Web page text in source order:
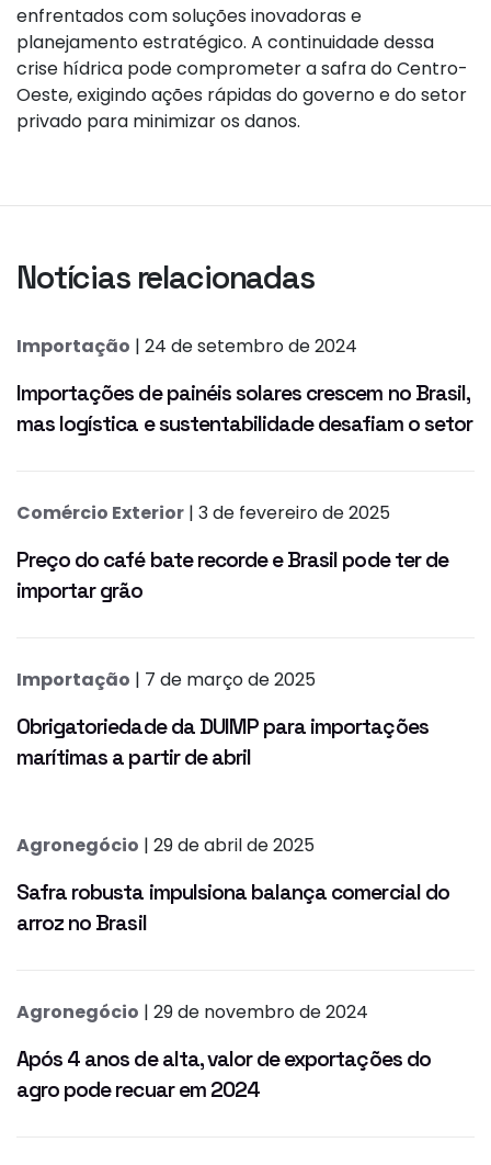
enfrentados com soluções inovadoras e
planejamento estratégico. A continuidade dessa
crise hídrica pode comprometer a safra do Centro-
Oeste, exigindo ações rápidas do governo e do setor
privado para minimizar os danos.
Notícias relacionadas
Importação | 24 de setembro de 2024
Importações de painéis solares crescem no Brasil,
mas logística e sustentabilidade desafiam o setor
Comércio Exterior | 3 de fevereiro de 2025
Preço do café bate recorde e Brasil pode ter de
importar grão
Importação | 7 de março de 2025
Obrigatoriedade da DUIMP para importações
marítimas a partir de abril
Agronegócio | 29 de abril de 2025
Safra robusta impulsiona balança comercial do
arroz no Brasil
Agronegócio | 29 de novembro de 2024
Após 4 anos de alta, valor de exportações do
agro pode recuar em 2024